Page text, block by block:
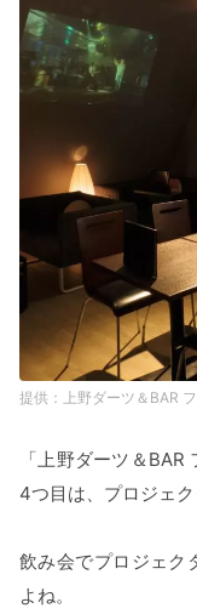
上野ダーツ＆BAR
「上野ダーツ＆
4つ目は、プロジェ
飲み会でプロジェク
よね。